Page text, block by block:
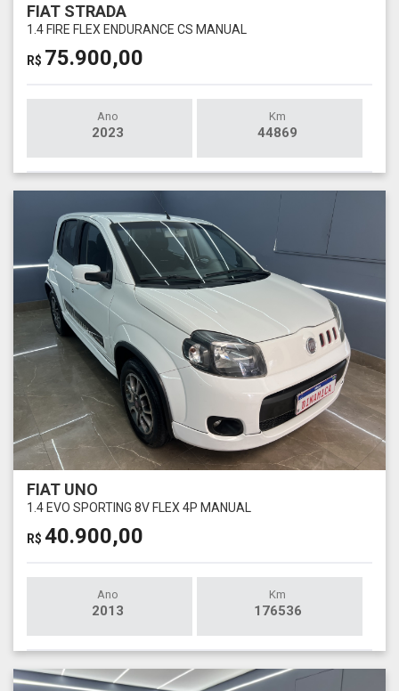
FIAT STRADA
1.4 FIRE FLEX ENDURANCE CS MANUAL
R$ 75.900,00
Ano
2023
Km
44869
FIAT UNO
1.4 EVO SPORTING 8V FLEX 4P MANUAL
R$ 40.900,00
Ano
2013
Km
176536